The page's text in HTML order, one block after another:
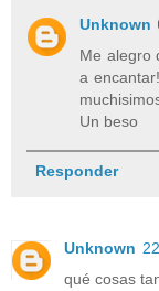
Unknown
Me alegro
a
Un beso
Responder
Unknown
qué cosas